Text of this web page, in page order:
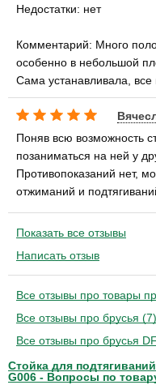
Недостатки: нет
Комментарий: Много
особенно в небольшой
Сама устанавливала, все
Поняв всю возможность
позаниматься на ней у
Противопоказаний нет,
отжиманий и
Показать все отзывы
Написать отзыв
Все отзывы про товары
Все отзывы про брусья (7)
Все отзывы про брусья
Стойка для
G006 - Вопросы по